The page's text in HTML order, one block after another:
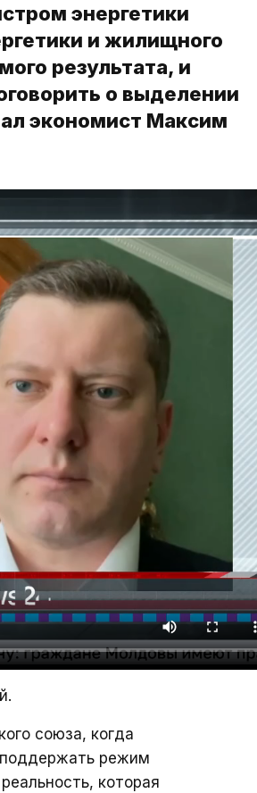
энергетики
и жилищного
результата, и
о выделении
экономист Максим
союза, когда
поддержать режим
которая